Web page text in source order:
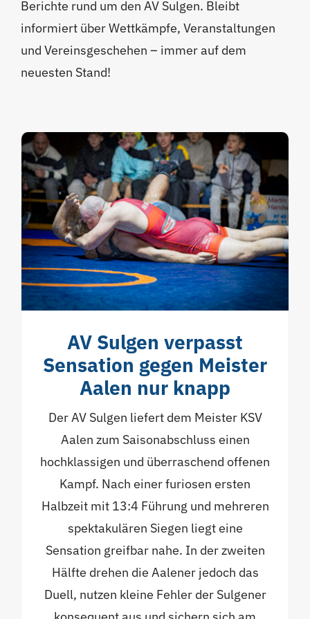
Berichte rund um den AV Sulgen. Bleibt
informiert über Wettkämpfe, Veranstaltungen
und Vereinsgeschehen – immer auf dem
neuesten Stand!
AV Sulgen verpasst
Sensation gegen Meister
Aalen nur knapp
Der AV Sulgen liefert dem Meister KSV
Aalen zum Saisonabschluss einen
hochklassigen und überraschend offenen
Kampf. Nach einer furiosen ersten
Halbzeit mit 13:4 Führung und mehreren
spektakulären Siegen liegt eine
Sensation greifbar nahe. In der zweiten
Hälfte drehen die Aalener jedoch das
Duell, nutzen kleine Fehler der Sulgener